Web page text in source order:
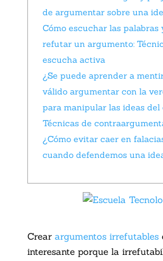
de argumentar sobre una
Cómo escuchar las palabras
refutar un argumento:
escucha activa
¿Se puede aprender a
válido argumentar con la
para manipular las ideas del
Técnicas de
¿Cómo evitar caer en
cuando defendemos una
Crear argumentos irrefutables
interesante porque la